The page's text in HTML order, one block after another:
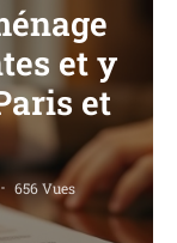
et y
et
656 Vues